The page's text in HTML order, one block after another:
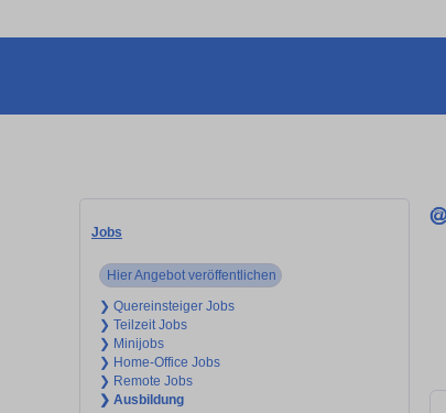
Jobs
Hier Angebot veröffentlichen
❯ Quereinsteiger Jobs
❯ Teilzeit Jobs
❯ Minijobs
❯ Home-Office Jobs
❯ Remote Jobs
❯ Ausbildung